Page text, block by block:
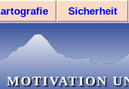
Sicherheit
MOTIVATION